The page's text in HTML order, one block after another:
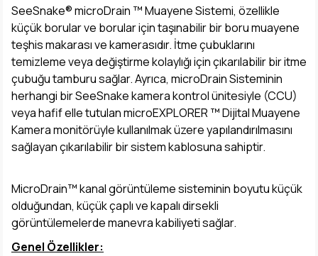
SeeSnake® microDrain ™ Muayene Sistemi, özellikle
küçük borular ve borular için taşınabilir bir boru muayene
teşhis makarası ve kamerasıdır. İtme çubuklarını
temizleme veya değiştirme kolaylığı için çıkarılabilir bir itme
çubuğu tamburu sağlar. Ayrıca, microDrain Sisteminin
herhangi bir SeeSnake kamera kontrol ünitesiyle (CCU)
veya hafif elle tutulan microEXPLORER ™ Dijital Muayene
Kamera monitörüyle kullanılmak üzere yapılandırılmasını
sağlayan çıkarılabilir bir sistem kablosuna sahiptir.
MicroDrain™ kanal görüntüleme sisteminin boyutu küçük
olduğundan, küçük çaplı ve kapalı dirsekli
görüntülemelerde manevra kabiliyeti sağlar.
Genel Özellikler: